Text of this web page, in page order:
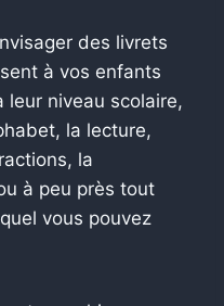
des livrets
à vos enfants
leur niveau scolaire,
la lecture,
la
à peu près tout
vous pouvez